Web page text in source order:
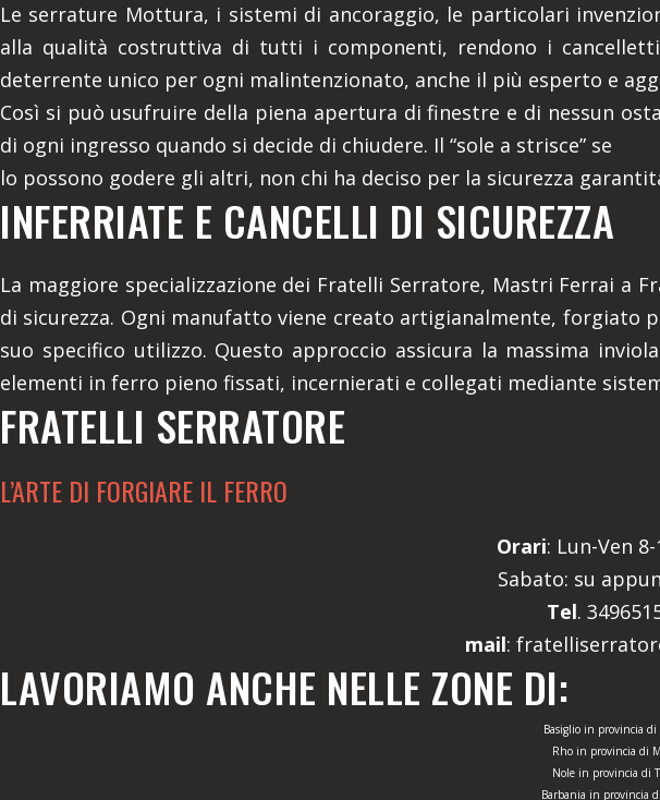
Le serrature Mottura, i sistemi di ancoraggio, le particolari
alla qualità costruttiva di tutti i componenti, rendono i
deterrente unico per ogni malintenzionato, anche il più esperto e
Così si può usufruire della piena apertura di finestre e di nessun
di ogni ingresso quando si decide di chiudere. Il “sole a strisce” se
lo possono godere gli altri, non chi ha deciso per la sicurezza
INFERRIATE E CANCELLI DI SICUREZZA
La maggiore specializzazione dei Fratelli Serratore, Mastri Ferrai a
di sicurezza. Ogni manufatto viene creato artigianalmente, forgiato
suo specifico utilizzo. Questo approccio assicura la massima
elementi in ferro pieno fissati, incernierati e collegati mediante
FRATELLI SERRATORE
L’ARTE DI FORGIARE IL FERRO
Orari: Lun-Ven
Sabato: su
Tel.
mail:
LAVORIAMO ANCHE NELLE ZONE DI:
Basiglio in provincia
Rho in provincia di
Nole in provincia di
Barbania in provincia